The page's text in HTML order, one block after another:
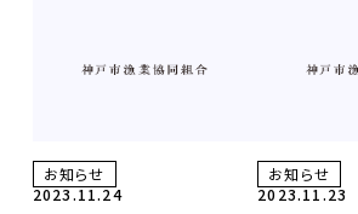
お知らせ
2023.11.24
お知らせ
2023.11.23